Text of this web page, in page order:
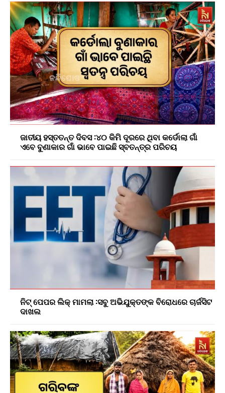
ଜାତୀୟ ହସ୍ତତନ୍ତ ଦିବସ :୪୦ କିମି ଦୂରରେ ଥିବା କର୍ଡୋଲା ଗାଁ
ଏବେ ବୁଣାକାର ଗାଁ ଭାବେ ପାଇଛି ସ୍ବତନ୍ତ୍ର ପରିଚୟ
ନିଟ୍ ପେପର ଲିକ୍ ମାମଲା :ସବୁ ଅଭିଯୁକ୍ତଙ୍କ ବିରୋଧରେ ଚାର୍ଜସିଟ
ଦାଖଲ